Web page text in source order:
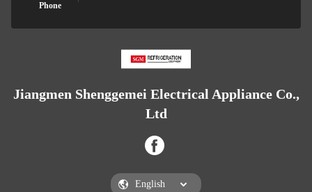
Phone
Jiangmen Shenggemei Electrical Appliance Co.,
Ltd